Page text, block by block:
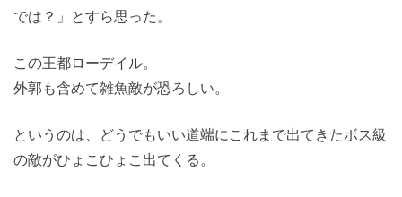
では？」とすら思った。
この王都ローデイル。
外郭も含めて雑魚敵が恐ろしい。
というのは、どうでもいい道端にこれまで出てきたボス級
の敵がひょこひょこ出てくる。